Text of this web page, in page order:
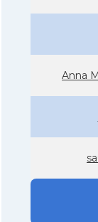
Anna